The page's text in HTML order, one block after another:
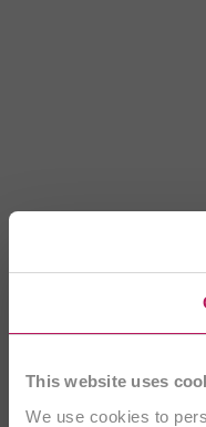
This website uses
We use cookies to